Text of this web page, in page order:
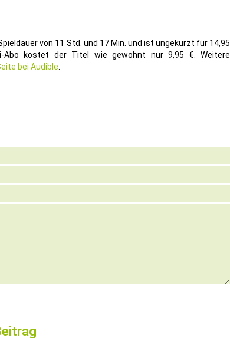
von 11 Std. und 17 Min. und ist ungekürzt für 14,95
Abo kostet der Titel wie gewohnt nur 9,95 €. Weitere
bei Audible